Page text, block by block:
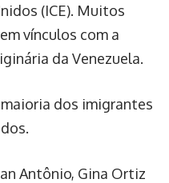
(ICE). Muitos
vínculos com a
da Venezuela.
dos imigrantes
Antônio, Gina Ortiz